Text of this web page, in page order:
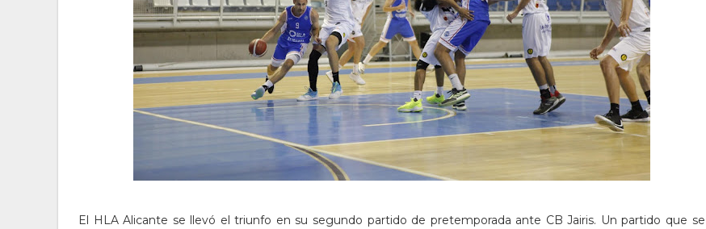
El HLA Alicante se llevó el triunfo en su segundo partido de pretemporada ante CB Jairis. Un partido que se